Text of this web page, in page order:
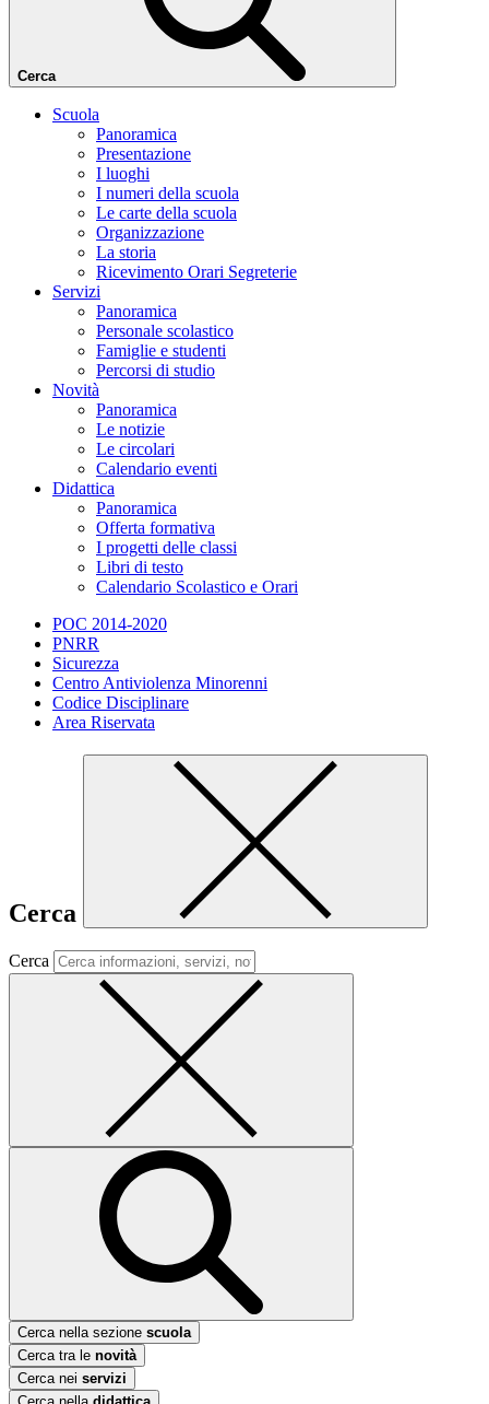
Cerca
Scuola
Panoramica
Presentazione
I luoghi
I numeri della scuola
Le carte della scuola
Organizzazione
La storia
Ricevimento Orari Segreterie
Servizi
Panoramica
Personale scolastico
Famiglie e studenti
Percorsi di studio
Novità
Panoramica
Le notizie
Le circolari
Calendario eventi
Didattica
Panoramica
Offerta formativa
I progetti delle classi
Libri di testo
Calendario Scolastico e Orari
POC 2014-2020
PNRR
Sicurezza
Centro Antiviolenza Minorenni
Codice Disciplinare
Area Riservata
Cerca
Cerca
Cerca nella sezione scuola
Cerca tra le novità
Cerca nei servizi